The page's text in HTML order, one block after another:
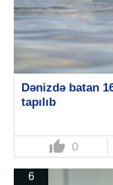
Dənizdə batan
tapılıb
thumb_up 0
6